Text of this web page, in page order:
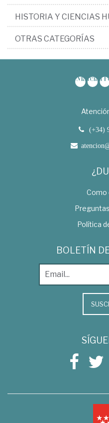
HISTORIA Y CIENCIAS
OTRAS CATEGORÍAS
(+34)
Como
Política
BOLETÍN